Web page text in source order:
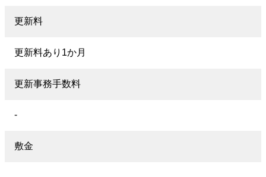
更新料
更新料あり1か月
更新事務手数料
-
敷金